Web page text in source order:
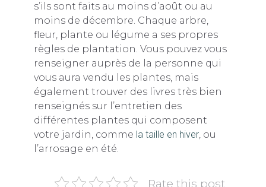
s’ils sont faits au moins d’août ou au
moins de décembre. Chaque arbre,
fleur, plante ou légume a ses propres
règles de plantation. Vous pouvez vous
renseigner auprès de la personne qui
vous aura vendu les plantes, mais
également trouver des livres très bien
renseignés sur l’entretien des
différentes plantes qui composent
votre jardin, comme la taille en hiver, ou
l’arrosage en été.
Rate this post